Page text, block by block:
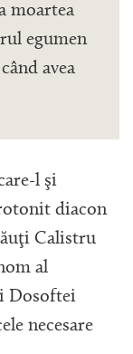
moartea
egumen
avea
l şi
diacon
Calistru
al
Dosoftei
necesare